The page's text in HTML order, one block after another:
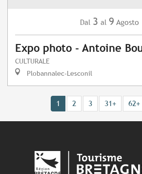
Dal 3 al 9 Agosto
Expo photo - Antoine
CULTURALE
Plobannalec-Lesconil
1 2 3 31+ 62+